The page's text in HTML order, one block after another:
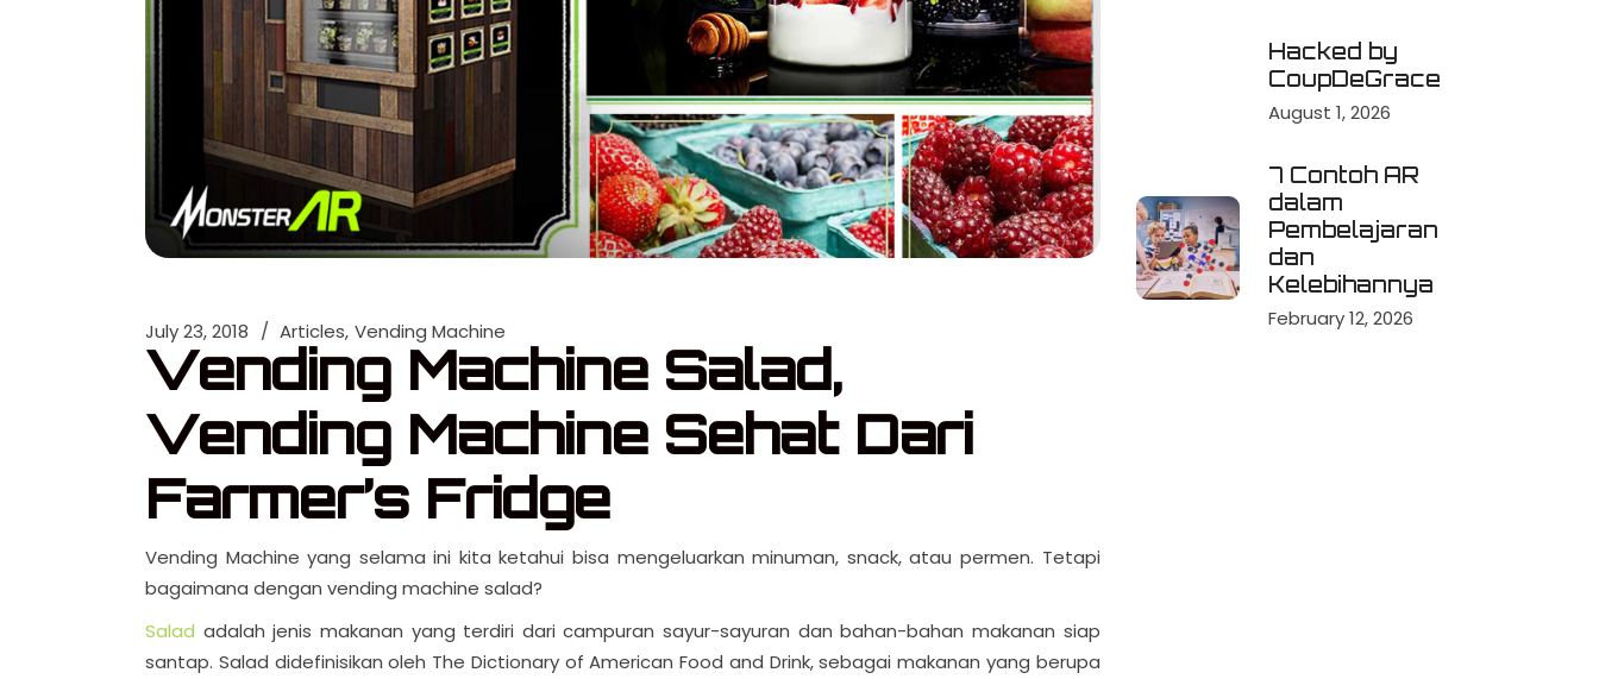
July 23, 2018 Articles Vending Machine
Vending Machine Salad,
Vending Machine Sehat Dari
Farmer’s Fridge
Vending Machine yang selama ini kita ketahui bisa mengeluarkan minuman, snack, atau permen. Tetapi
bagaimana dengan vending machine salad?
Salad adalah jenis makanan yang terdiri dari campuran sayur-sayuran dan bahan-bahan makanan siap
santap. Salad didefinisikan oleh The Dictionary of American Food and Drink, sebagai makanan yang berupa
Hacked by
CoupDeGrace
August 1, 2026
7 Contoh AR
dalam
Pembelajaran
dan
Kelebihannya
February 12, 2026